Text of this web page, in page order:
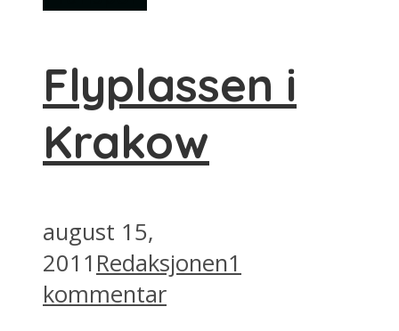
Flyplassen i
Krakow
august 15,
2011 Redaksjonen1
kommentar